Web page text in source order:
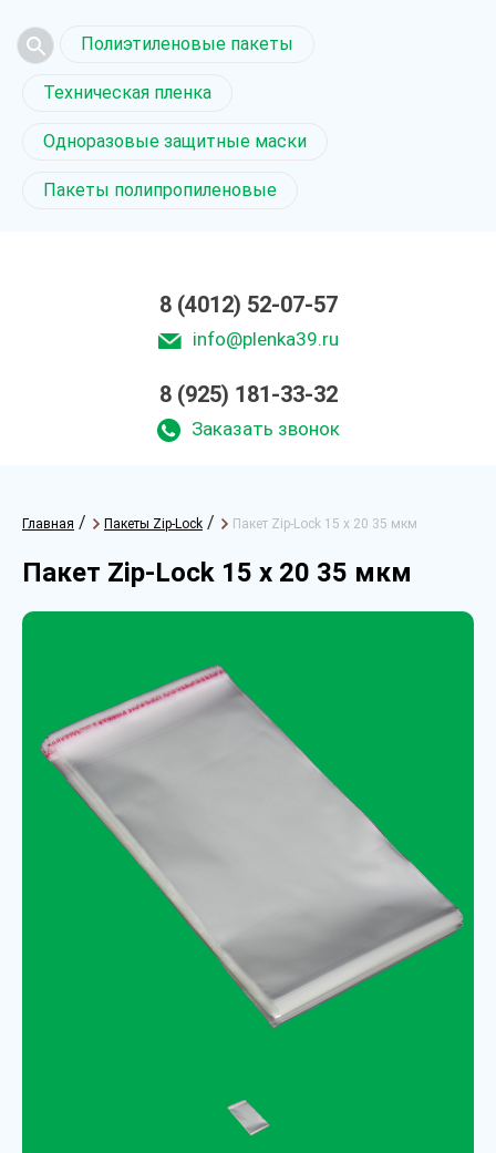
Полиэтиленовые пакеты
Техническая пленка
Одноразовые защитные маски
Пакеты полипропиленовые
8 (4012) 52-07-57
info@plenka39.ru
8 (925) 181-33-32
Заказать звонок
Главная / Пакеты Zip-Lock / Пакет Zip-Lock 15 х 20 35 мкм
Пакет Zip-Lock 15 х 20 35 мкм